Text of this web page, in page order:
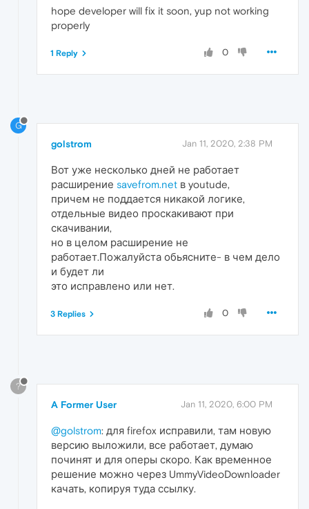
hope developer will fix it soon, yup not working
properly
0
1 Reply
G
golstrom Jan 11, 2020, 2:38 PM
Вот уже несколько дней не работает
расширение savefrom.net в youtude,
причем не поддается никакой логике,
отдельные видео проскакивают при
скачивании,
но в целом расширение не
работает.Пожалуйста обьясните- в чем дело
и будет ли
это исправлено или нет.
0
3 Replies
?
A Former User Jan 11, 2020, 6:00 PM
@golstrom: для firefox исправили, там новую
версию выложили, все работает, думаю
починят и для оперы скоро. Как временное
решение можно через UmmyVideoDownloader
качать, копируя туда ссылку.